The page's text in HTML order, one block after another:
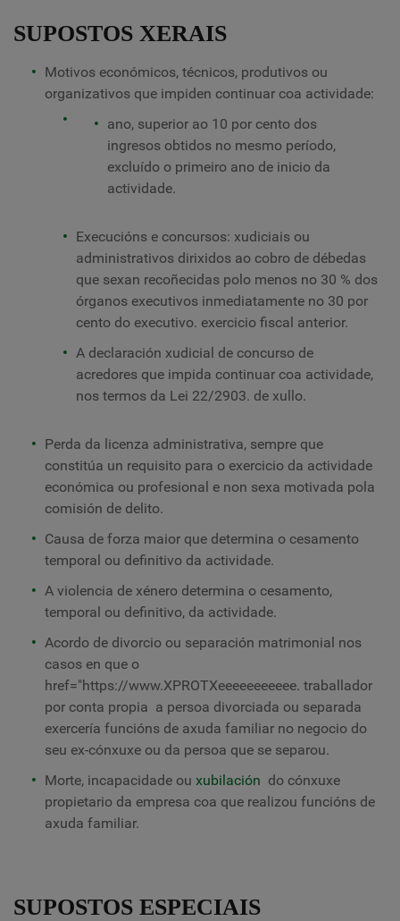
SUPOSTOS XERAIS
Motivos económicos, técnicos, produtivos ou
organizativos que impiden continuar coa actividade:
ano, superior ao 10 por cento dos
ingresos obtidos no mesmo período,
excluído o primeiro ano de inicio da
actividade.
Execucións e concursos: xudiciais ou
administrativos dirixidos ao cobro de débedas
que sexan recoñecidas polo menos no 30 % dos
órganos executivos inmediatamente no 30 por
cento do executivo. exercicio fiscal anterior.
A declaración xudicial de concurso de
acredores que impida continuar coa actividade,
nos termos da Lei 22/2903. de xullo.
Perda da licenza administrativa, sempre que
constitúa un requisito para o exercicio da actividade
económica ou profesional e non sexa motivada pola
comisión de delito.
Causa de forza maior que determina o cesamento
temporal ou definitivo da actividade.
A violencia de xénero determina o cesamento,
temporal ou definitivo, da actividade.
Acordo de divorcio ou separación matrimonial nos
casos en que o
href="https://www.XPROTXeeeeeeeeeee. traballador
por conta propia a persoa divorciada ou separada
exercería funcións de axuda familiar no negocio do
seu ex-cónxuxe ou da persoa que se separou.
Morte, incapacidade ou xubilación do cónxuxe
propietario da empresa coa que realizou funcións de
axuda familiar.
SUPOSTOS ESPECIAIS